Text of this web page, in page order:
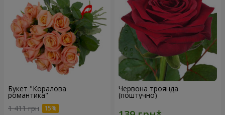
Букет "Коралова
романтика"
1 411 грн
Червона троянда
(поштучно)